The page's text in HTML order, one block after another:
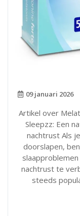
09 januari 2026
Artikel over
Sleepzz: Een
nachtrust Als
doorslapen,
nachtrust te
steeds